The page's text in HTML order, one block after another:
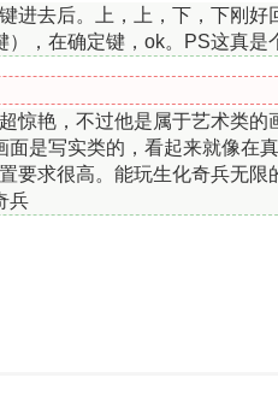
进去后。上，上，下，下刚好
），在确定键，ok。PS这真是
惊艳，不过他是属于艺术类
面是写实类的，看起来就像在
要求很高。能玩生化奇兵无
兵